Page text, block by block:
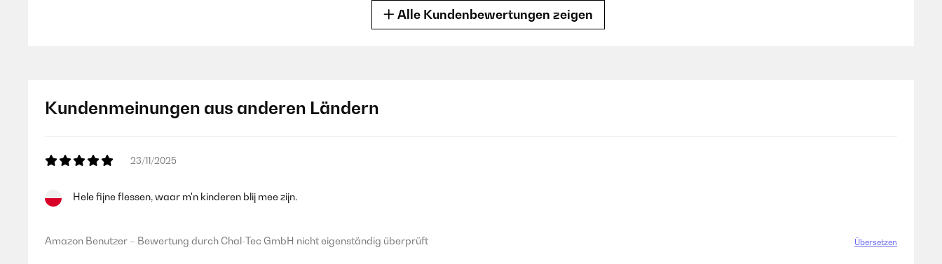
Amazon Benutzer – Bewertung durch Chal-Tec GmbH nicht eigenständig überprüft
Die Flasche an sich ist super Toll, nur der Deckel verschluss ist in 8 Monaten kaputt gegangen gibt es einen Ersatz deckel wenn ja bitte Kontaktieren Sie mich per Email
_______________________________
===============================
===============================
Sehr geehrter Kunde,
vielen Dank für Ihren Kommentar. Es freut uns zu hören, dass Ihnen die Größe der Flasche gefällt. Es tut uns leid zu hören, dass die Kappe nach 8 Monaten Gebrauch beschädigt wurde.
Alle Kundenbewertungen zeigen
Kundenmeinungen aus anderen Ländern
23/11/2025
Hele fijne flessen, waar m'n kinderen blij mee zijn.
Amazon Benutzer – Bewertung durch Chal-Tec GmbH nicht eigenständig überprüft Übersetzen